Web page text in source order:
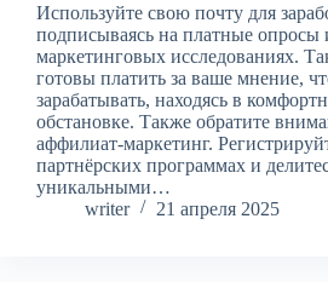
Используйте свою почту для
подписываясь на платные опросы
маркетинговых исследованиях.
готовы платить за ваше мнение,
зарабатывать, находясь в
обстановке. Также обратите
аффилиат-маркетинг.
партнёрских программах и
уникальными…
writer
21 апреля 2025